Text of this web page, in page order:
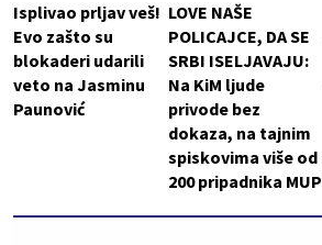
Isplivao prljav veš!
Evo zašto su
blokaderi udarili
veto na Jasminu
Paunović
LOVE NAŠE
POLICAJCE, DA SE
SRBI ISELJAVAJU:
Na KiM ljude
privode bez
dokaza, na tajnim
spiskovima više od
200 pripadnika MUP